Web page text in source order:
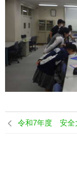
令和7年度 安全